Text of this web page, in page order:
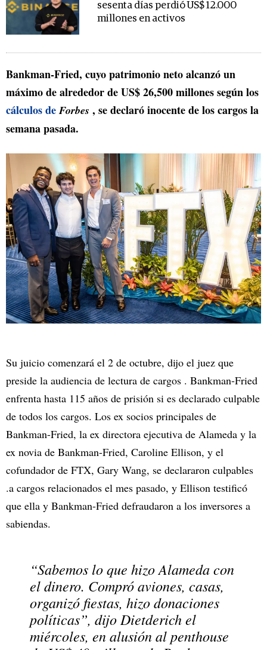
sesenta días perdió US$ 12.000
millones en activos
Bankman-Fried, cuyo patrimonio neto alcanzó un
máximo de alrededor de US$ 26,500 millones según los
cálculos deForbes , se declaró inocente de los cargos la
semana pasada.
Su juicio comenzará el 2 de octubre, dijo el juez que
preside la audiencia de lectura de cargos . Bankman-Fried
enfrenta hasta 115 años de prisión si es declarado culpable
de todos los cargos. Los ex socios principales de
Bankman-Fried, la ex directora ejecutiva de Alameda y la
ex novia de Bankman-Fried, Caroline Ellison, y el
cofundador de FTX, Gary Wang, se declararon culpables
.a cargos relacionados el mes pasado, y Ellison testificó
que ella y Bankman-Fried defraudaron a los inversores a
sabiendas.
“Sabemos lo que hizo Alameda con
el dinero. Compró aviones, casas,
organizó fiestas, hizo donaciones
políticas”, dijo Dietderich el
miércoles, en alusión al penthouse